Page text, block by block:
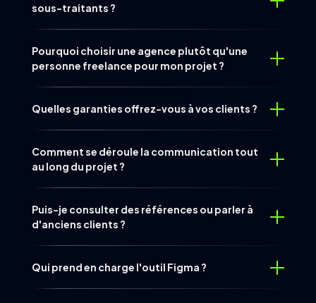
sous-traitants ?
Pourquoi choisir une agence plutôt qu'une
personne freelance pour mon projet ?
Quelles garanties offrez-vous à vos clients ?
Comment se déroule la communication tout
au long du projet ?
Puis-je consulter des références ou parler à
d'anciens clients ?
Qui prend en charge l'outil Figma ?